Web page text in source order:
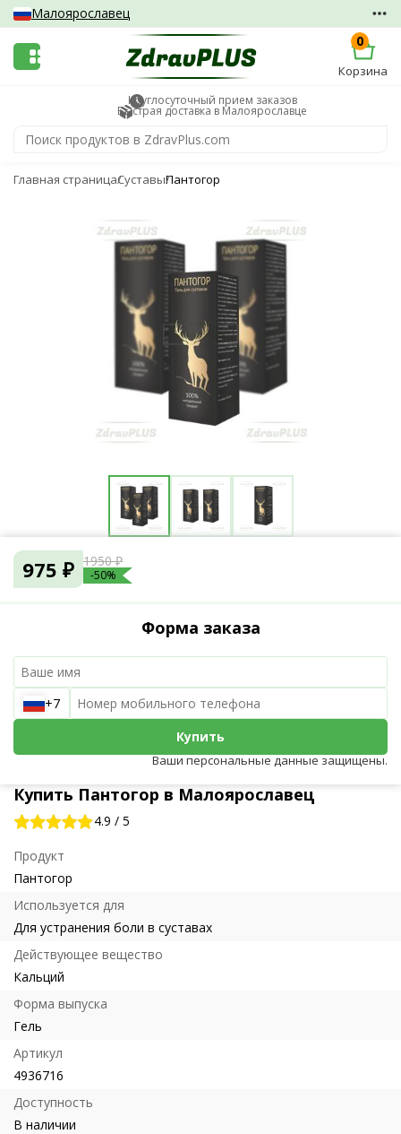
Малоярославец
0
Корзина
Круглосуточный прием заказов
Быстрая доставка в Малоярославце
Главная страницаСуставыПантогор
Купить Пантогор в Малоярославец
4.9 / 5
Продукт
Пантогор
Используется для
Для устранения боли в суставах
Действующее вещество
Кальций
Форма выпуска
Гель
Артикул
4936716
Доступность
В наличии
975 ₽ 1950 ₽
-50%
Форма заказа
+7
Купить
Ваши персональные данные защищены.